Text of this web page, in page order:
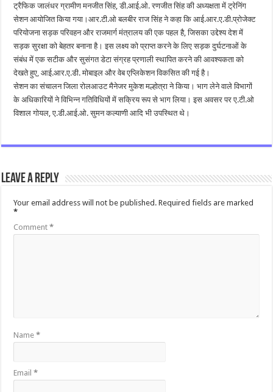
ट्रैफिक जालंधर ग्रामीण मनजीत सिंह, डी.आई.ओ. रणजीत सिंह की अध्यक्षता में ट्रेनिंग
सेशन आयोजित किया गया।आर.टी.ओ बलबीर राज सिंह ने कहा कि आई.आर.ए.डी.प्रोजेक्ट
परियोजना सड़क परिवहन और राजमार्ग मंत्रालय की एक पहल है, जिसका उद्देश्य देश में
सड़क सुरक्षा को बेहतर बनाना है। इस लक्ष्य को प्राप्त करने के लिए सड़क दुर्घटनाओं के
संबंध में एक सटीक और सुसंगत डेटा संग्रह प्रणाली स्थापित करने की आवश्यकता को
देखते हुए, आई.आर.ए.डी. मोबाइल और वेब एप्लिकेशन विकसित की गई है।
सेशन का संचालन जिला रोलआउट मैनेजर मुकेश मल्होत्रा ​​ने किया। भाग लेने वाले विभागों
के अधिकारियों ने विभिन्न गतिविधियों में सक्रिय रूप से भाग लिया। इस अवसर पर ए.टी.ओ
विशाल गोयल, ए.डी.आई.ओ. सुमन कल्याणी आदि भी उपस्थित थे।
Leave a Reply
Your email address will not be published. Required fields are marked
*
Comment*
Name*
Email*